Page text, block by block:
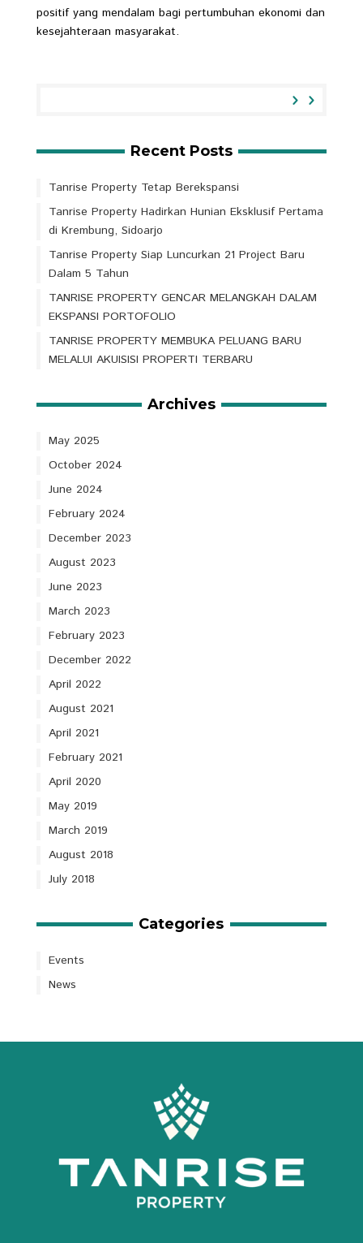
positif yang mendalam bagi pertumbuhan ekonomi dan
kesejahteraan masyarakat.
Recent Posts
Tanrise Property Tetap Berekspansi
Tanrise Property Hadirkan Hunian Eksklusif Pertama
di Krembung, Sidoarjo
Tanrise Property Siap Luncurkan 21 Project Baru
Dalam 5 Tahun
TANRISE PROPERTY GENCAR MELANGKAH DALAM
EKSPANSI PORTOFOLIO
TANRISE PROPERTY MEMBUKA PELUANG BARU
MELALUI AKUISISI PROPERTI TERBARU
Archives
May 2025
October 2024
June 2024
February 2024
December 2023
August 2023
June 2023
March 2023
February 2023
December 2022
April 2022
August 2021
April 2021
February 2021
April 2020
May 2019
March 2019
August 2018
July 2018
Categories
Events
News